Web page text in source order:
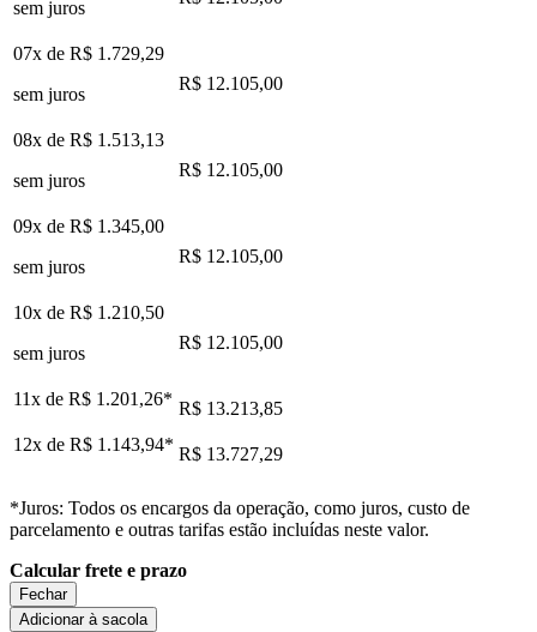
sem juros
07x de R$ 1.729,29
sem juros
R$ 12.105,00
08x de R$ 1.513,13
sem juros
R$ 12.105,00
09x de R$ 1.345,00
sem juros
R$ 12.105,00
10x de R$ 1.210,50
sem juros
R$ 12.105,00
11x de R$ 1.201,26* R$ 13.213,85
12x de R$ 1.143,94* R$ 13.727,29
*Juros: Todos os encargos da operação, como juros, custo de
parcelamento e outras tarifas estão incluídas neste valor.
Calcular frete e prazo
Fechar
Adicionar à sacola